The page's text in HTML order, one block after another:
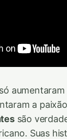
a
são
Suas